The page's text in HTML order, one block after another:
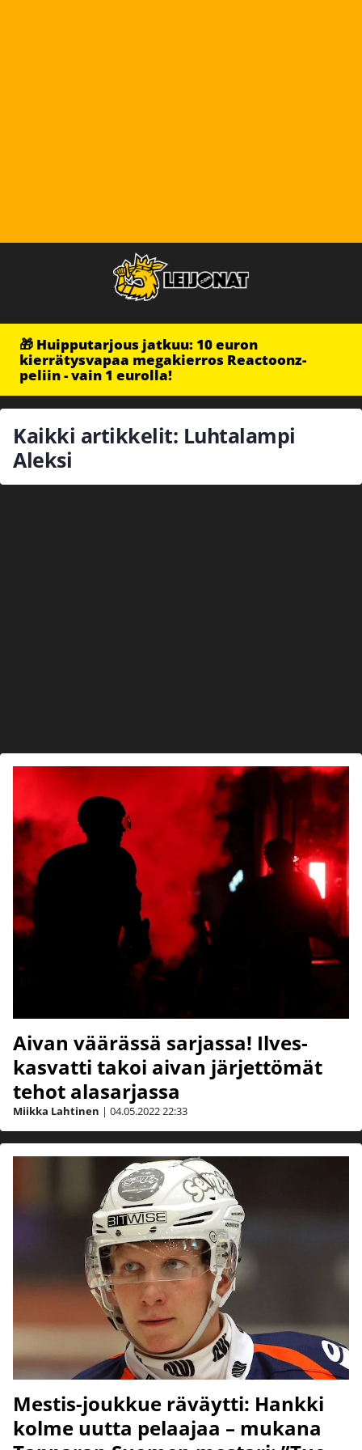
🎁 Huipputarjous jatkuu: 10 euron
kierrätysvapaa megakierros Reactoonz-
peliin - vain 1 eurolla!
Kaikki artikkelit: Luhtalampi
Aleksi
Aivan väärässä sarjassa! Ilves-
kasvatti takoi aivan järjettömät
tehot alasarjassa
Miikka Lahtinen | 04.05.202222:33
Mestis-joukkue räväytti: Hankki
kolme uutta pelaajaa – mukana